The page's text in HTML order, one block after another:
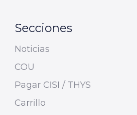
Secciones
Noticias
COU
Pagar CISI / THYS
Carrillo